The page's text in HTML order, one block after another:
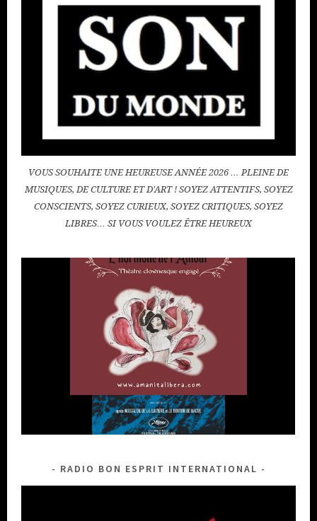
VOUS SOUHAITE UNE HEUREUSE ANNÉE 2026 … PLEINE DE
MUSIQUES, DE CULTURE ET D'ART ! SOYEZ ATTENTIFS, SOYEZ
CONSCIENTS, SOYEZ CURIEUX, SOYEZ CRITIQUES, SOYEZ
LIBRES… SI VOUS VOULEZ ÊTRE HEUREUX
RADIO BON ESPRIT INTERNATIONAL